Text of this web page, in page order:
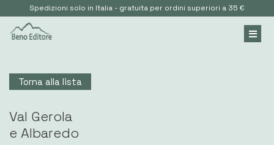
Spedizioni solo in Italia - gratuita per ordini superiori a 35 €
Torna alla lista
Val Gerola
e Albaredo